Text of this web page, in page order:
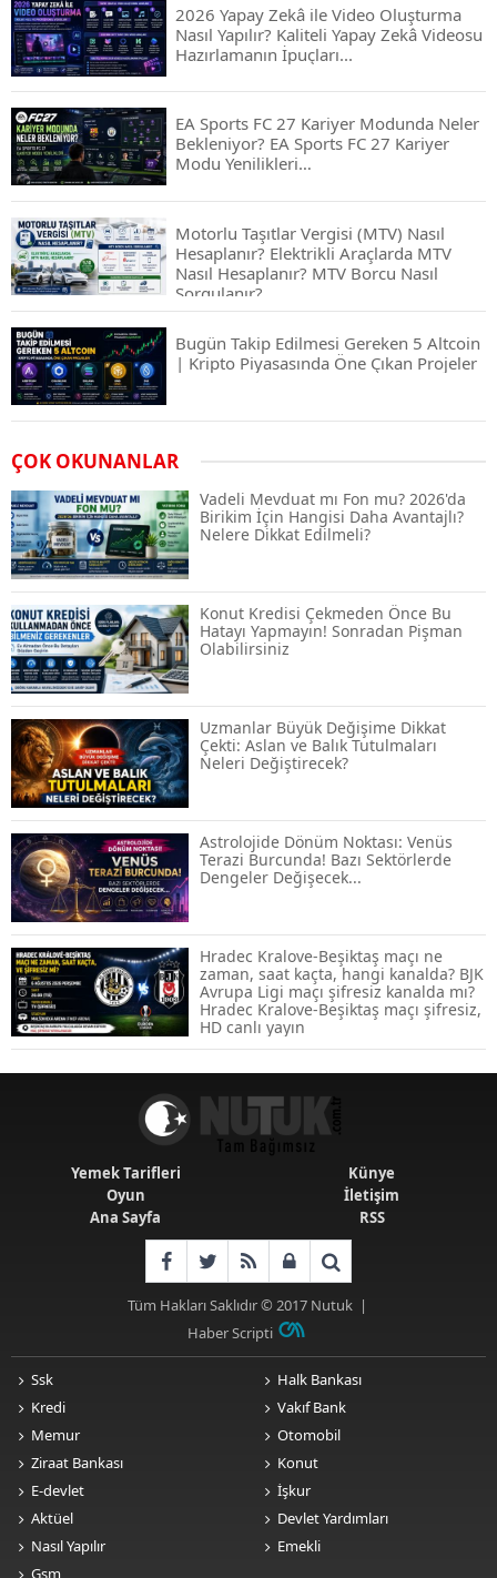
2026 Yapay Zekâ ile Video Oluşturma
Nasıl Yapılır? Kaliteli Yapay Zekâ Videosu
Hazırlamanın İpuçları...
EA Sports FC 27 Kariyer Modunda Neler
Bekleniyor? EA Sports FC 27 Kariyer
Modu Yenilikleri…
Motorlu Taşıtlar Vergisi (MTV) Nasıl
Hesaplanır? Elektrikli Araçlarda MTV
Nasıl Hesaplanır? MTV Borcu Nasıl
Sorgulanır?
Bugün Takip Edilmesi Gereken 5 Altcoin
| Kripto Piyasasında Öne Çıkan Projeler
Airdrop Nasıl Alınır? Kripto Para Airdrop
Rehberi ve Güvenli Katılım Yöntemleri
Spot ve Vadeli İşlem Arasındaki Farklar |
Hangi Piyasa Sizin İçin Daha Uygun?
ABD-İran Anlaşması Sonrası Altın
Rekora Koştu, Petrol Fiyatları Sert Düştü
Temmuz 2026 Maaş Zammı Netleşiyor!
Memur, Emekli ve Sosyal Yardımlarda
Yeni Oranlar
KOSGEB’den KOBİ’lere Dev Finansman
Hamlesi: 36 Ay Vadeli 30 Milyon TL
Destek
Emekli Maaşlarında Temmuz Hesabı:
Zam Oranı ve Taban Aylık İçin Yeni
Senaryolar
ÇOK OKUNANLAR
Vadeli Mevduat mı Fon mu? 2026'da
Birikim İçin Hangisi Daha Avantajlı?
Nelere Dikkat Edilmeli?
Konut Kredisi Çekmeden Önce Bu
Hatayı Yapmayın! Sonradan Pişman
Olabilirsiniz
Uzmanlar Büyük Değişime Dikkat
Çekti: Aslan ve Balık Tutulmaları
Neleri Değiştirecek?
Astrolojide Dönüm Noktası: Venüs
Terazi Burcunda! Bazı Sektörlerde
Dengeler Değişecek...
Hradec Kralove-Beşiktaş maçı ne
zaman, saat kaçta, hangi kanalda? BJK
Avrupa Ligi maçı şifresiz kanalda mı?
Hradec Kralove-Beşiktaş maçı şifresiz,
HD canlı yayın
Yemek Tarifleri
Oyun
Ana Sayfa
Künye
İletişim
RSS
Tüm Hakları Saklıdır © 2017 Nutuk|
Haber Scripti
Ssk
Kredi
Memur
Ziraat Bankası
E-devlet
Aktüel
Nasıl Yapılır
Gsm
Halk Bankası
Vakıf Bank
Otomobil
Konut
İşkur
Devlet Yardımları
Emekli